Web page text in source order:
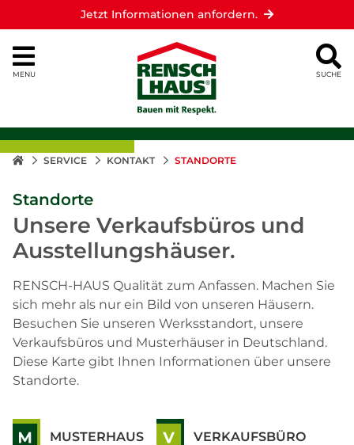
Jetzt Informationen anfordern.
MENU SUCHE
SERVICE KONTAKT STANDORTE
Standorte
Unsere Verkaufsbüros und
Ausstellungshäuser.
RENSCH-HAUS Qualität zum Anfassen. Machen Sie
sich mehr als nur ein Bild von unseren Häusern.
Besuchen Sie unseren Werksstandort, unsere
Verkaufsbüros und Musterhäuser in Deutschland.
Diese Karte gibt Ihnen Informationen über unsere
Standorte.
MUSTERHAUS VERKAUFSBÜRO